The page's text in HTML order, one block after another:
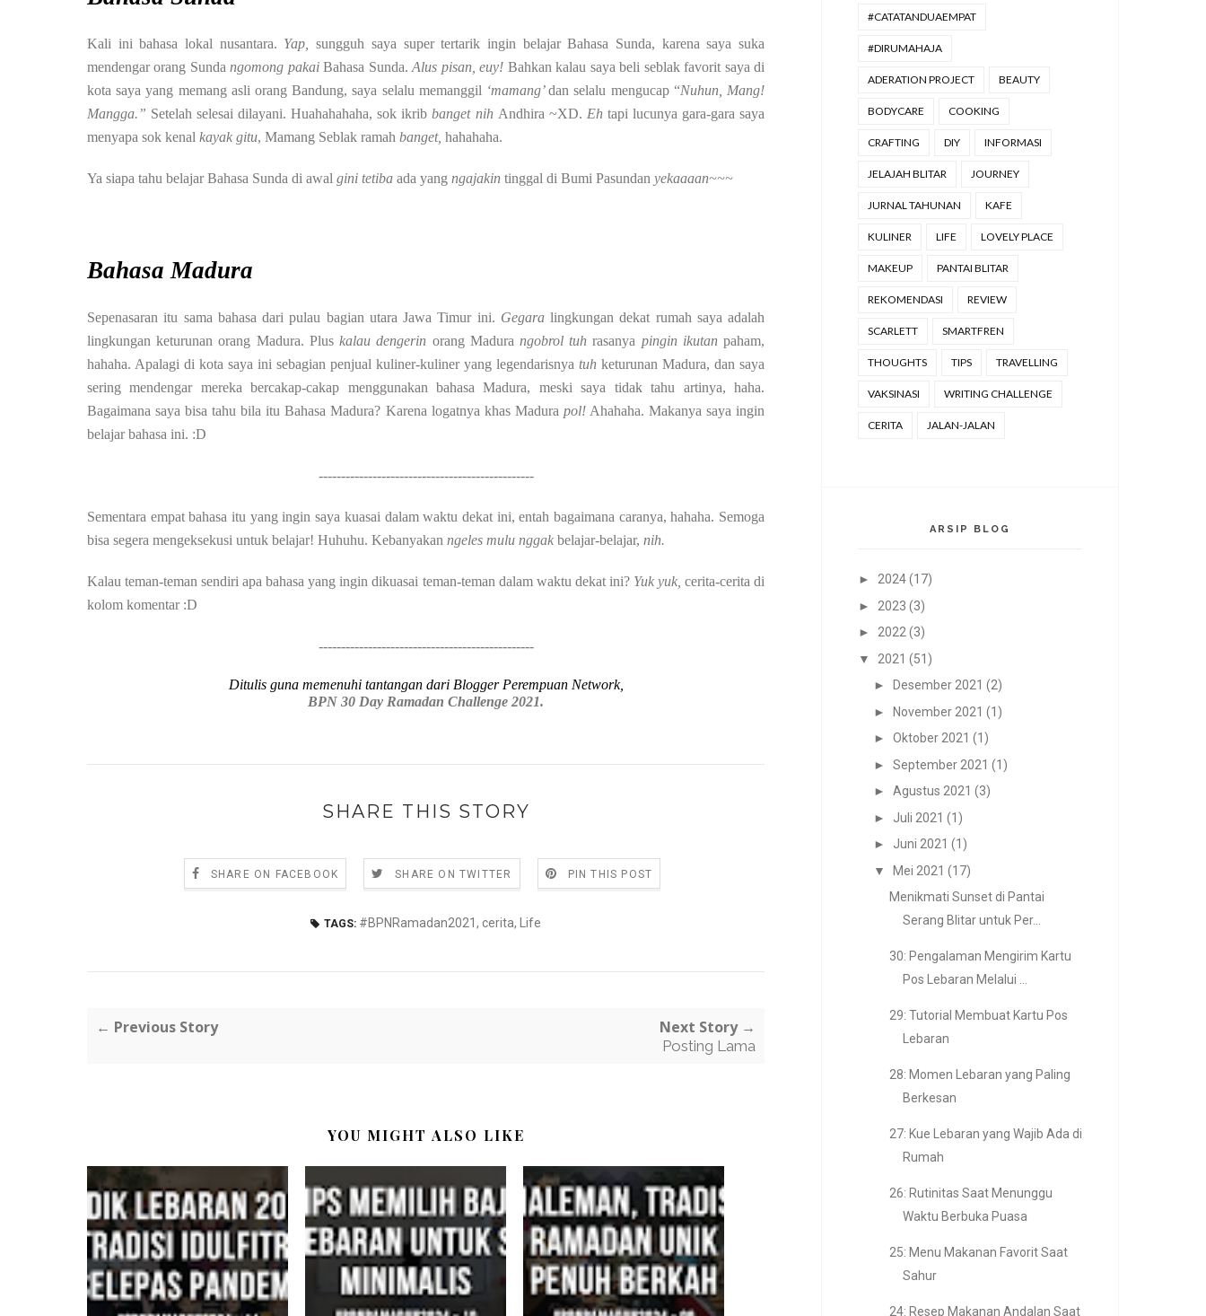
Kali ini bahasa lokal nusantara. Yap,sungguh saya super tertarik ingin belajar Bahasa Sunda, karena saya suka
mendengar orang Sundangomong pakaiBahasa Sunda.Alus pisan, euy! Bahkan kalau saya beli seblak favorit saya di
kota saya yang memang asli orang Bandung, saya selalu memanggil ‘mamang’dan selalu mengucap “Nuhun, Mang!
Mangga.” Setelah selesai dilayani. Huahahahaha, sok ikribbanget nih Andhira ~XD. Eh tapi lucunya gara-gara saya
menyapa sok kenal kayak gitu, Mamang Seblak ramah banget, hahahaha.
Ya siapa tahu belajar Bahasa Sunda di awal gini tetiba ada yang ngajakin tinggal di Bumi Pasundan yekaaaan~~~
Bahasa Madura
Sepenasaran itu sama bahasa dari pulau bagian utara Jawa Timur ini. Gegara lingkungan dekat rumah saya adalah
lingkungan keturunan orang Madura. Pluskalau dengerin orang Madura ngobrol tuhrasanya pingin ikutanpaham,
hahaha. Apalagi di kota saya ini sebagian penjual kuliner-kuliner yang legendarisnya tuh keturunan Madura, dan saya
sering mendengar mereka bercakap-cakap menggunakan bahasa Madura, meski saya tidak tahu artinya, haha.
Bagaimana saya bisa tahu bila itu Bahasa Madura? Karena logatnya khas Madura pol!Ahahaha. Makanya saya ingin
belajar bahasa ini. :D
------------------------------------------------
Sementara empat bahasa itu yang ingin saya kuasai dalam waktu dekat ini, entah bagaimana caranya, hahaha. Semoga
bisa segera mengeksekusi untuk belajar! Huhuhu. Kebanyakan ngeles mulu nggak belajar-belajar, nih.
Kalau teman-teman sendiri apa bahasa yang ingin dikuasai teman-teman dalam waktu dekat ini? Yuk yuk, cerita-cerita di
kolom komentar :D
------------------------------------------------
Ditulis guna memenuhi tantangan dari Blogger Perempuan Network,
BPN 30 Day Ramadan Challenge 2021.
SHARE THIS STORY
SHARE ON FACEBOOK SHARE ON TWITTER PIN THIS POST
TAGS: #BPNRamadan2021 , cerita, Life
← Previous Story Next Story →
Posting Lama
YOU MIGHT ALSO LIKE
#CATATANDUAEMPAT
#DIRUMAHAJA
ADERATION PROJECT BEAUTY
BODYCARE COOKING
CRAFTING DIY INFORMASI
JELAJAH BLITAR JOURNEY
JURNAL TAHUNAN KAFE
KULINER LIFE LOVELY PLACE
MAKEUP PANTAI BLITAR
REKOMENDASI REVIEW
SCARLETT SMARTFREN
THOUGHTS TIPS TRAVELLING
VAKSINASI WRITING CHALLENGE
CERITA JALAN-JALAN
ARSIP BLOG
► 2024(17)
► 2023 (3)
► 2022 (3)
▼
2021 (51)
►
Desember 2021 (2)
► November 2021 (1)
► Oktober 2021 (1)
► September 2021 (1)
► Agustus 2021 (3)
► Juli 2021 (1)
► Juni 2021 (1)
▼
Mei 2021 (17)
Menikmati Sunset di Pantai
Serang Blitar untuk Per...
30: Pengalaman Mengirim Kartu
Pos Lebaran Melalui ...
29: Tutorial Membuat Kartu Pos
Lebaran
28: Momen Lebaran yang Paling
Berkesan
27: Kue Lebaran yang Wajib Ada di
Rumah
26: Rutinitas Saat Menunggu
Waktu Berbuka Puasa
25: Menu Makanan Favorit Saat
Sahur
24: Resep Makanan Andalan Saat